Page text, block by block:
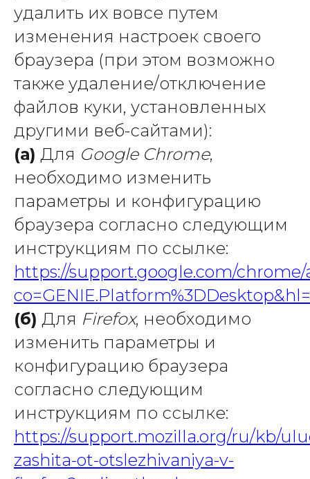
удалить их вовсе путем
изменения настроек своего
браузера (при этом возможно
также удаление/отключение
файлов куки, установленных
другими веб-сайтами):
(а) Для Google Chrome,
необходимо изменить
параметры и конфигурацию
браузера согласно следующим
инструкциям по ссылке:
https://support.google.com/chrome/
(б) Для Firefox, необходимо
изменить параметры и
конфигурацию браузера
согласно следующим
инструкциям по ссылке:
https://support.mozilla.org/ru/kb/
zashita-ot-otslezhivaniya-v-